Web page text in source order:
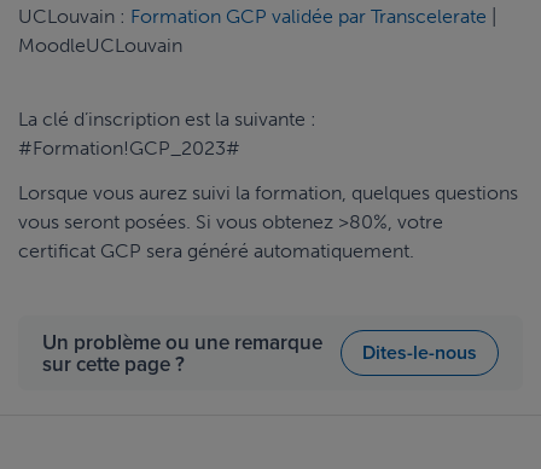
UCLouvain : Formation GCP validée par Transcelerate
MoodleUCLouvain
La clé d’inscription est la suivante :
#Formation!GCP_2023#
Lorsque vous aurez suivi la formation, quelques questions
vous seront posées. Si vous obtenez >80%, votre
certificat GCP sera généré automatiquement.
Un problème ou une remarque
sur cette page ? Dites-le-nous